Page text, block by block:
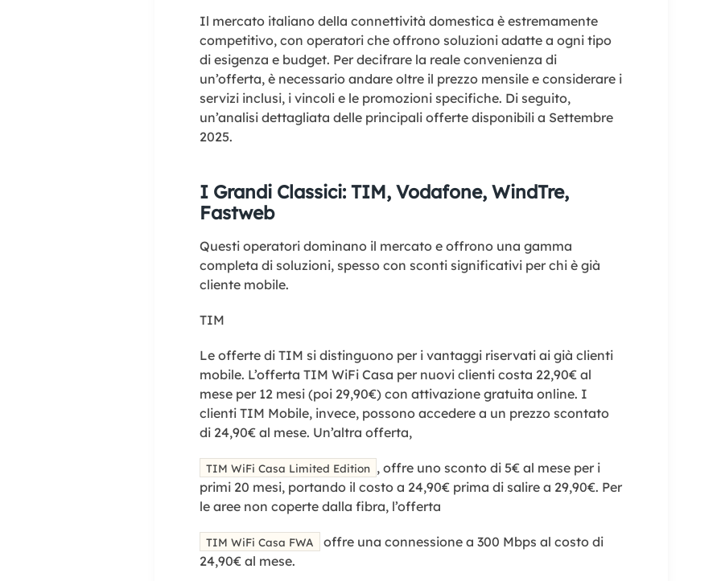
Il mercato italiano della connettività domestica è estremamente
competitivo, con operatori che offrono soluzioni adatte a ogni tipo
di esigenza e budget. Per decifrare la reale convenienza di
un’offerta, è necessario andare oltre il prezzo mensile e considerare i
servizi inclusi, i vincoli e le promozioni specifiche. Di seguito,
un’analisi dettagliata delle principali offerte disponibili a Settembre
2025.
I Grandi Classici: TIM, Vodafone, WindTre,
Fastweb
Questi operatori dominano il mercato e offrono una gamma
completa di soluzioni, spesso con sconti significativi per chi è già
cliente mobile.
TIM
Le offerte di TIM si distinguono per i vantaggi riservati ai già clienti
mobile. L’offerta TIM WiFi Casa per nuovi clienti costa 22,90€ al
mese per 12 mesi (poi 29,90€) con attivazione gratuita online. I
clienti TIM Mobile, invece, possono accedere a un prezzo scontato
di 24,90€ al mese. Un’altra offerta,
TIM WiFi Casa Limited Edition , offre uno sconto di 5€ al mese per i
primi 20 mesi, portando il costo a 24,90€ prima di salire a 29,90€. Per
le aree non coperte dalla fibra, l’offerta
TIM WiFi Casa FWA
offre una connessione a 300 Mbps al costo di
24,90€ al mese.